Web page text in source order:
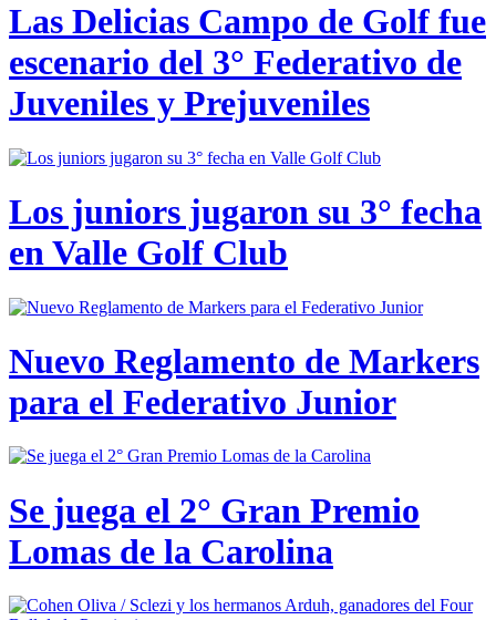
Las Delicias Campo de Golf fue
escenario del 3° Federativo de
Juveniles y Prejuveniles
Los juniors jugaron su 3° fecha
en Valle Golf Club
Nuevo Reglamento de Markers
para el Federativo Junior
Se juega el 2° Gran Premio
Lomas de la Carolina